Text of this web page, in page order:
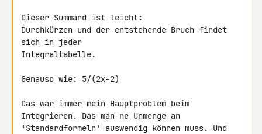
Dieser Summand ist leicht:
Durchkürzen und der entstehende Bruch findet
sich in jeder
Integraltabelle.
Genauso wie: 5/(2x-2)
Das war immer mein Hauptproblem beim
Integrieren. Das man ne Unmenge an
'Standardformeln' auswendig können muss. Und